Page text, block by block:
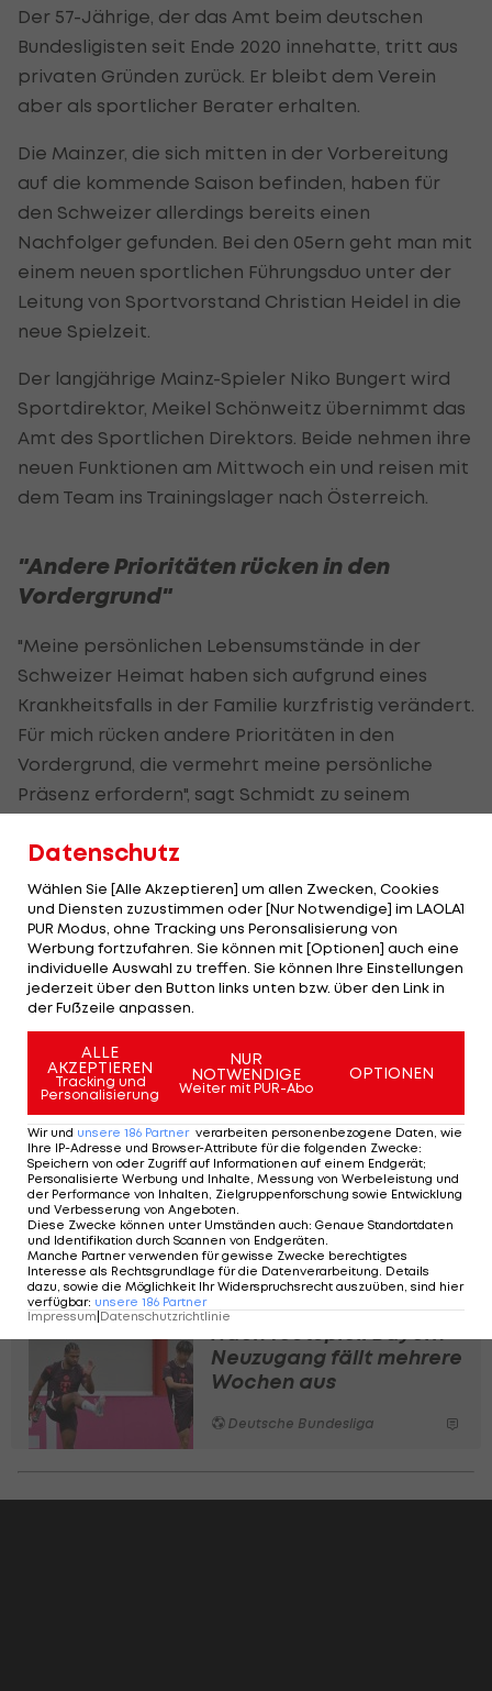
Der 57-Jährige, der das Amt beim deutschen
Bundesligisten seit Ende 2020 innehatte, tritt aus
privaten Gründen zurück. Er bleibt dem Verein
aber als sportlicher Berater erhalten.
Die Mainzer, die sich mitten in der Vorbereitung
auf die kommende Saison befinden, haben für
den Schweizer allerdings bereits einen
Nachfolger gefunden. Bei den 05ern geht man mit
einem neuen sportlichen Führungsduo unter der
Leitung von Sportvorstand Christian Heidel in die
neue Spielzeit.
Der langjährige Mainz-Spieler Niko Bungert wird
Sportdirektor, Meikel Schönweitz übernimmt das
Amt des Sportlichen Direktors. Beide nehmen ihre
neuen Funktionen am Mittwoch ein und reisen mit
dem Team ins Trainingslager nach Österreich.
"Andere Prioritäten rücken in den
Vordergrund"
"Meine persönlichen Lebensumstände in der
Schweizer Heimat haben sich aufgrund eines
Krankheitsfalls in der Familie kurzfristig verändert.
Für mich rücken andere Prioritäten in den
Vordergrund, die vermehrt meine persönliche
Präsenz erfordern", sagt Schmidt zu seinem
Umstände die Bitte geäußert, die operative
Verantwortung und damit auch seine Funktion als
Sportdirektor abzugeben und den Verein künftig
mehr im Hintergrund zu unterstützen. Diesem
Wunsch entsprechen wir mit großem Respekt für
seine Entscheidung und Dankbarkeit für seine
Gesamtleistung für den Verein", sagt
Sportvorstand Heidel.
Nach 14 Jahren:
Deutscher Bundesligist
entlässt Sportchef
Deutsche Bundesliga
Neuzugang fällt mehrere
Wochen aus
Deutsche Bundesliga
Datenschutz
Wählen Sie [Alle Akzeptieren] um allen Zwecken, Cookies
und Diensten zuzustimmen oder [Nur Notwendige] im LAOLA1
PUR Modus, ohne Tracking uns Peronsalisierung von
Werbung fortzufahren. Sie können mit [Optionen] auch eine
individuelle Auswahl zu treffen. Sie können Ihre Einstellungen
jederzeit über den Button links unten bzw. über den Link in
der Fußzeile anpassen.
ALLE
AKZEPTIEREN
Tracking und
Personalisierung
NUR
NOTWENDIGE
Weiter mit PUR-Abo
OPTIONEN
Wir und unsere 186 Partner verarbeiten personenbezogene Daten, wie
Ihre IP-Adresse und Browser-Attribute für die folgenden Zwecke:
Speichern von oder Zugriff auf Informationen auf einem Endgerät;
Personalisierte Werbung und Inhalte, Messung von Werbeleistung und
der Performance von Inhalten, Zielgruppenforschung sowie Entwicklung
und Verbesserung von Angeboten.
Diese Zwecke können unter Umständen auch: Genaue Standortdaten
und Identifikation durch Scannen von Endgeräten.
Manche Partner verwenden für gewisse Zwecke berechtigtes
Interesse als Rechtsgrundlage für die Datenverarbeitung. Details
dazu, sowie die Möglichkeit Ihr Widerspruchsrecht auszuüben, sind hier
verfügbar: unsere 186 Partner
Impressum Datenschutzrichtlinie